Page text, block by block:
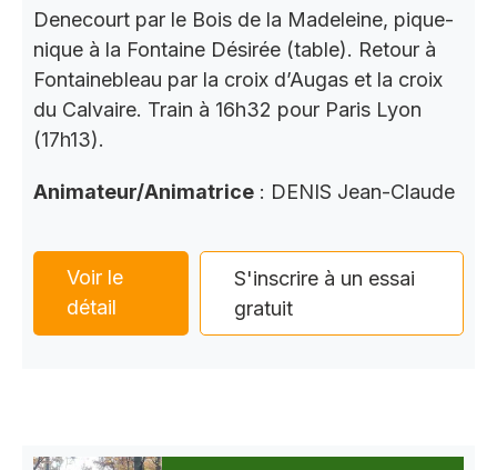
Denecourt par le Bois de la Madeleine, pique-
nique à la Fontaine Désirée (table). Retour à
Fontainebleau par la croix d’Augas et la croix
du Calvaire. Train à 16h32 pour Paris Lyon
(17h13).
Animateur/Animatrice : DENIS Jean-Claude
Voir le
détail
S'inscrire à un essai
gratuit